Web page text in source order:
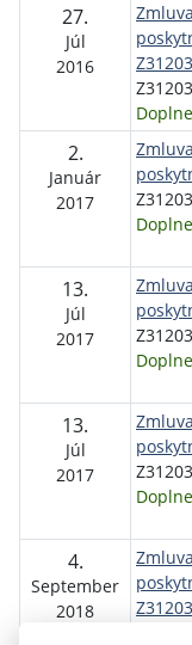
27.
Júl
2016
2.
Január
2017
13.
Júl
2017
13.
Júl
2017
4.
September
2018